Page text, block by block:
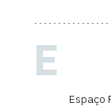
E
Espaço